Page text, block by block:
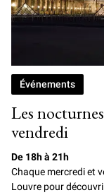
Les
vendredi
Événements
De 18h à 21h
Chaque mercredi et
Louvre pour